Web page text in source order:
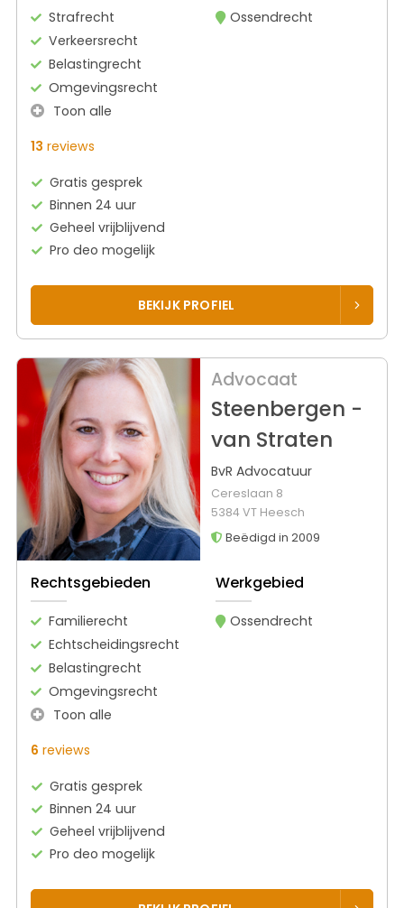
Strafrecht
Verkeersrecht
Belastingrecht
Omgevingsrecht
Toon alle
Ossendrecht
13 reviews
Gratis gesprek
Binnen 24 uur
Geheel vrijblijvend
Pro deo mogelijk
BEKIJK PROFIEL
Advocaat
Steenbergen -
van Straten
BvR Advocatuur
Cereslaan 8
5384 VT Heesch
Beëdigd in 2009
Rechtsgebieden
Familierecht
Echtscheidingsrecht
Belastingrecht
Omgevingsrecht
Toon alle
Werkgebied
Ossendrecht
6 reviews
Gratis gesprek
Binnen 24 uur
Geheel vrijblijvend
Pro deo mogelijk